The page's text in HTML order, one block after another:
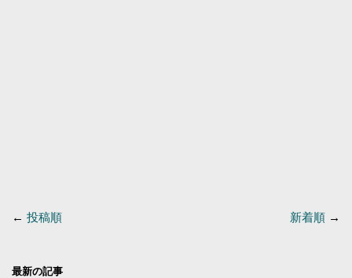
← 投稿順 新着順 →
最新の記事